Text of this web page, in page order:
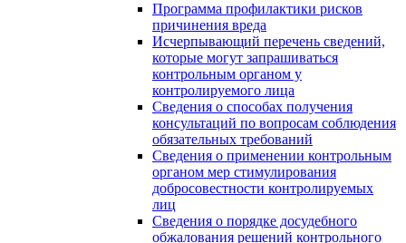
Программа профилактики рисков
причинения вреда
Исчерпывающий перечень сведений,
которые могут запрашиваться
контрольным органом у
контролируемого лица
Сведения о способах получения
консультаций по вопросам соблюдения
обязательных требований
Сведения о применении контрольным
органом мер стимулирования
добросовестности контролируемых
лиц
Сведения о порядке досудебного
обжалования решений контрольного